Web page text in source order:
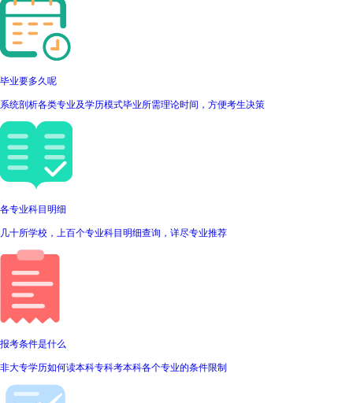
毕业要多久呢
系统剖析各类专业及学历模式毕业所需理论时间，方便考生决策
各专业科目明细
几十所学校，上百个专业科目明细查询，详尽专业推荐
报考条件是什么
非大专学历如何读本科专科考本科各个专业的条件限制